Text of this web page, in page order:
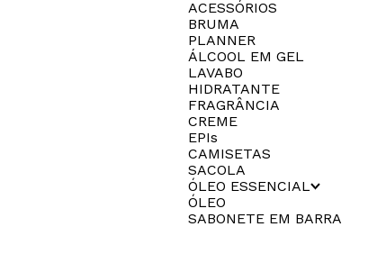
ACESSÓRIOS
BRUMA
PLANNER
ÁLCOOL EM GEL
LAVABO
HIDRATANTE
FRAGRÂNCIA
CREME
EPIs
CAMISETAS
SACOLA
ÓLEO ESSENCIAL
ÓLEO
SABONETE EM BARRA